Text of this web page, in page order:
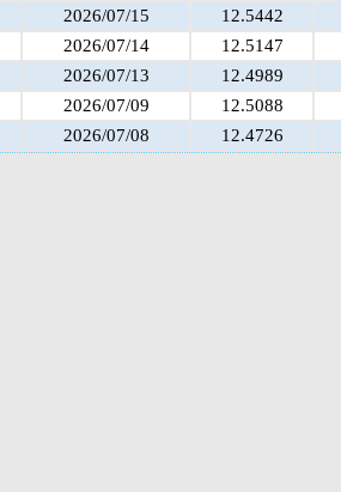
2026/07/15
12.5442
2026/07/14
12.5147
2026/07/13
12.4989
2026/07/09
12.5088
2026/07/08 12.4726